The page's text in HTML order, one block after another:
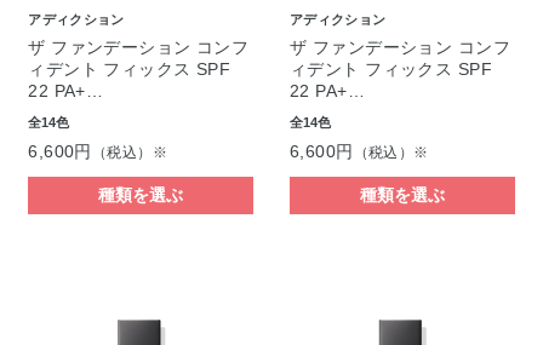
アディクション
ザ ファンデーション コンフ
ィデント フィックス SPF
22 PA+…
全14色
6,600円 （税込）※
種類を選ぶ
アディクション
ザ ファンデーション コンフ
ィデント フィックス SPF
22 PA+…
全14色
6,600円 （税込）※
種類を選ぶ